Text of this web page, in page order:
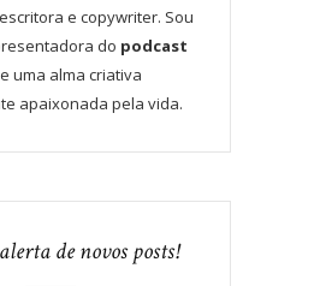
e copywriter. Sou
do podcast
uma alma criativa
apaixonada pela vida.
de novos posts!